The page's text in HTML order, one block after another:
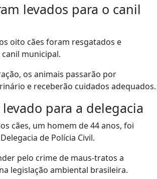
levados para o canil
oito cães foram resgatados e
municipal.
os animais passarão por
e receberão cuidados adequados.
para a delegacia
cães, um homem de 44 anos, foi
de Polícia Civil.
pelo crime de maus-tratos a
legislação ambiental brasileira.